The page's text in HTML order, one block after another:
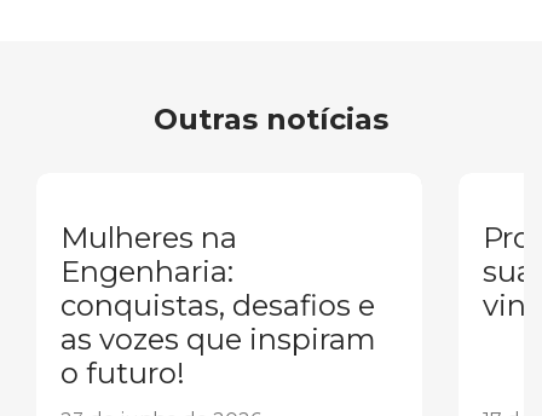
Outras notícias
Mulheres na
Engenharia:
conquistas, desafios e
as vozes que inspiram
o futuro!
sua